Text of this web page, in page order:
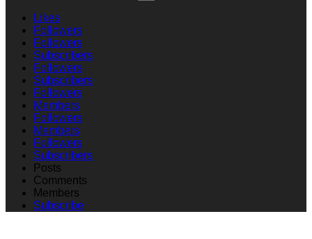
Likes
Followers
Followers
Subscribers
Followers
Subscribers
Followers
Members
Followers
Members
Followers
Subscribers
Posts
Comments
Members
Subscribe